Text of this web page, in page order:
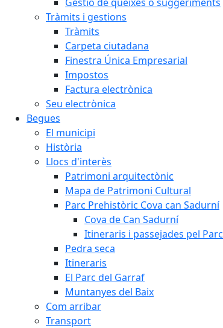
Tràmits i gestions
Tràmits
Carpeta ciutadana
Finestra Única Empresarial
Impostos
Factura electrònica
Seu electrònica
Begues
El municipi
Història
Llocs d'interès
Patrimoni arquitectònic
Mapa de Patrimoni Cultural
Parc Prehistòric Cova can Sadurní
Cova de Can Sadurní
Itineraris i passejades pel Parc
Pedra seca
Itineraris
El Parc del Garraf
Muntanyes del Baix
Com arribar
Transport